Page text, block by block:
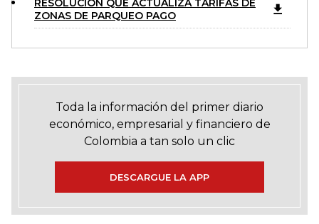
RESOLUCIÓN QUE ACTUALIZA TARIFAS DE
ZONAS DE PARQUEO PAGO
Toda la información del primer diario
económico, empresarial y financiero de
Colombia a tan solo un clic
DESCARGUE LA APP